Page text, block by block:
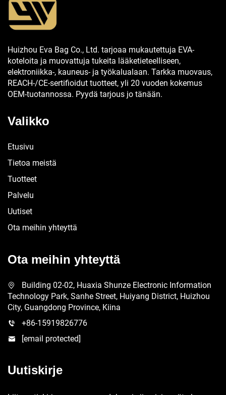
Huizhou Eva Bag Co., Ltd. tarjoaa mukautettuja EVA-
koteloita ja muovattuja tukeita lääketieteelliseen,
elektroniikka-, kauneus- ja työkalualaan. Tarkka muovaus,
REACH-/CE-sertifioidut tuotteet, yli 20 vuoden kokemus
OEM-tuotannossa. Pyydä tarjous jo tänään.
Valikko
Etusivu
Tietoa meistä
Tuotteet
Palvelu
Uutiset
Ota meihin yhteyttä
Ota meihin yhteyttä
Building 02-02, Huaxia Shunze Electronic Information
Technology Park, Sanhe Street, Huiyang District, Huizhou
City, Guangdong Province, Kiina
+86-15919826776
[email protected]
Uutiskirje